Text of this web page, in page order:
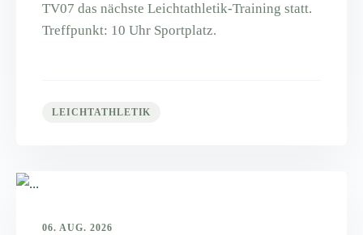
TV07 das nächste Leichtathletik-Training statt.
Treffpunkt: 10 Uhr Sportplatz.
LEICHTATHLETIK
06. AUG. 2026